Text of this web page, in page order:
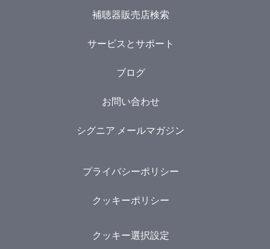
補聴器販売店検索
サービスとサポート
ブログ
お問い合わせ
シグニア メールマガジン
プライバシーポリシー
クッキーポリシー
クッキー選択設定